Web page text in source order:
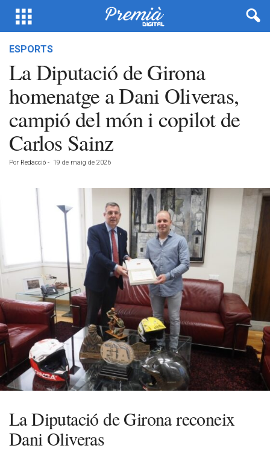
ESPORTS
La Diputació de Girona
homenatge a Dani Oliveras,
campió del món i copilot de
Carlos Sainz
Por Redacció - 19 de maig de 2026
La Diputació de Girona reconeix
Dani Oliveras